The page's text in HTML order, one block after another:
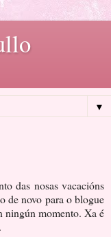
▼
das nosas vacacións
de novo para o blogue
ningún momento. Xa é